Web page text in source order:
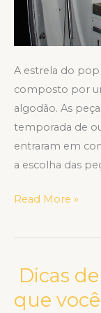
A estrela do
composto por
algodão. As
temporada de
entraram em
a escolha das
Read More »
Dicas
que
Dicas
sandálias